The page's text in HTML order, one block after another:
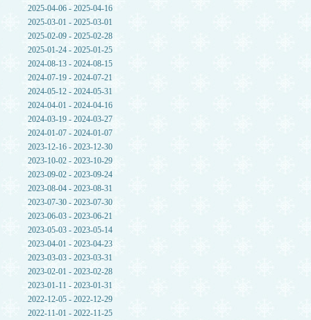
2025-04-06 - 2025-04-16
2025-03-01 - 2025-03-01
2025-02-09 - 2025-02-28
2025-01-24 - 2025-01-25
2024-08-13 - 2024-08-15
2024-07-19 - 2024-07-21
2024-05-12 - 2024-05-31
2024-04-01 - 2024-04-16
2024-03-19 - 2024-03-27
2024-01-07 - 2024-01-07
2023-12-16 - 2023-12-30
2023-10-02 - 2023-10-29
2023-09-02 - 2023-09-24
2023-08-04 - 2023-08-31
2023-07-30 - 2023-07-30
2023-06-03 - 2023-06-21
2023-05-03 - 2023-05-14
2023-04-01 - 2023-04-23
2023-03-03 - 2023-03-31
2023-02-01 - 2023-02-28
2023-01-11 - 2023-01-31
2022-12-05 - 2022-12-29
2022-11-01 - 2022-11-25